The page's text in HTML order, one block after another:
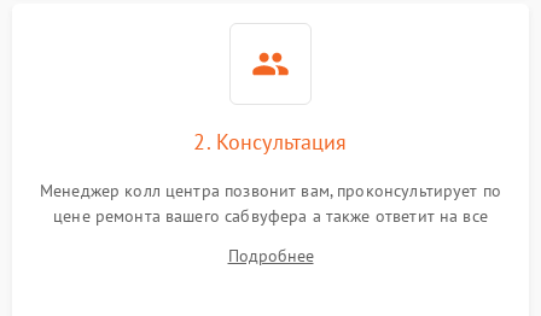
2. Консультация
Менеджер колл центра позвонит вам, проконсультирует по
цене ремонта вашего сабвуфера а также ответит на все
Подробнее